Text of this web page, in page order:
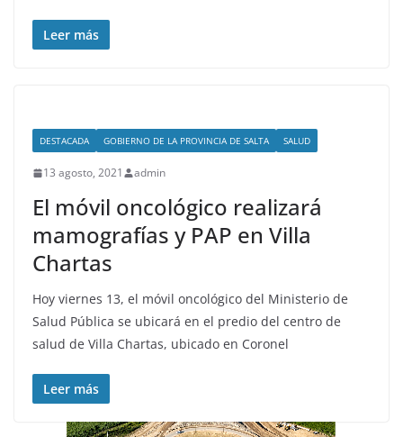
Leer más
DESTACADA GOBIERNO DE LA PROVINCIA DE SALTA SALUD
13 agosto, 2021 admin
El móvil oncológico realizará
mamografías y PAP en Villa
Chartas
Hoy viernes 13, el móvil oncológico del Ministerio de
Salud Pública se ubicará en el predio del centro de
salud de Villa Chartas, ubicado en Coronel
Leer más